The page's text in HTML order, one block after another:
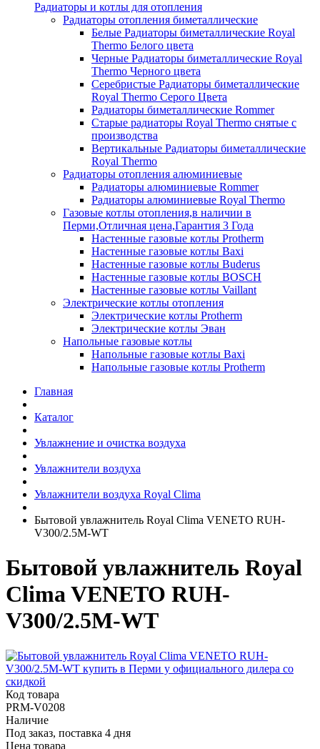
Радиаторы и котлы для отопления
Радиаторы отопления биметаллические
Белые Радиаторы биметаллические Royal
Thermo Белого цвета
Черные Радиаторы биметаллические Royal
Thermo Черного цвета
Серебристые Радиаторы биметаллические
Royal Thermo Серого Цвета
Радиаторы биметаллические Rommer
Старые радиаторы Royal Thermo снятые с
производства
Вертикальные Радиаторы биметаллические
Royal Thermo
Радиаторы отопления алюминиевые
Радиаторы алюминиевые Rommer
Радиаторы алюминиевые Royal Thermo
Газовые котлы отопления,в наличии в
Перми,Отличная цена,Гарантия 3 Года
Настенные газовые котлы Protherm
Настенные газовые котлы Baxi
Настенные газовые котлы Buderus
Настенные газовые котлы BOSCH
Настенные газовые котлы Vaillant
Электрические котлы отопления
Электрические котлы Protherm
Электрические котлы Эван
Напольные газовые котлы
Напольные газовые котлы Baxi
Напольные газовые котлы Protherm
Главная
Каталог
Увлажнение и очистка воздуха
Увлажнители воздуха
Увлажнители воздуха Royal Clima
Бытовой увлажнитель Royal Clima VENETO RUH-
V300/2.5M-WT
Бытовой увлажнитель Royal
Clima VENETO RUH-
V300/2.5M-WT
Код товара
PRM-V0208
Наличие
Под заказ, поставка 4 дня
Цена товара